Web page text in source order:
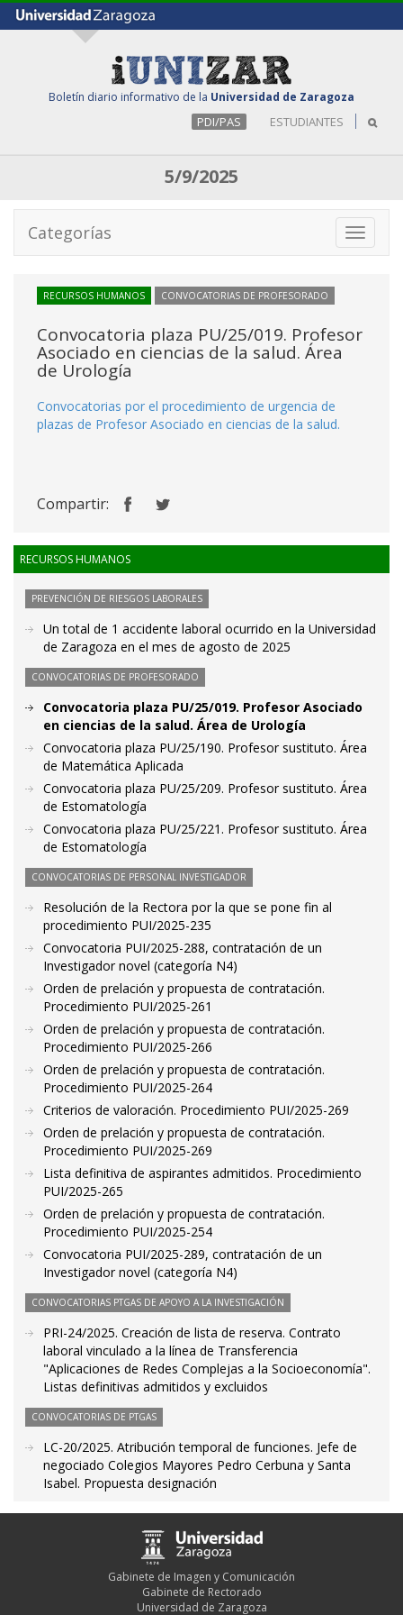
Boletín diario informativo de la Universidad de Zaragoza
PDI/PAS ESTUDIANTES
5/9/2025
Toggle
Categorías
RECURSOS HUMANOS CONVOCATORIAS DE PROFESORADO
Convocatoria plaza PU/25/019. Profesor
Asociado en ciencias de la salud. Área
de Urología
Convocatorias por el procedimiento de urgencia de
plazas de Profesor Asociado en ciencias de la salud.
Compartir:
RECURSOS HUMANOS
PREVENCIÓN DE RIESGOS LABORALES
Un total de 1 accidente laboral ocurrido en la Universidad
de Zaragoza en el mes de agosto de 2025
CONVOCATORIAS DE PROFESORADO
Convocatoria plaza PU/25/019. Profesor Asociado
en ciencias de la salud. Área de Urología
Convocatoria plaza PU/25/190. Profesor sustituto. Área
de Matemática Aplicada
Convocatoria plaza PU/25/209. Profesor sustituto. Área
de Estomatología
Convocatoria plaza PU/25/221. Profesor sustituto. Área
de Estomatología
CONVOCATORIAS DE PERSONAL INVESTIGADOR
Resolución de la Rectora por la que se pone fin al
procedimiento PUI/2025-235
Convocatoria PUI/2025-288, contratación de un
Investigador novel (categoría N4)
Orden de prelación y propuesta de contratación.
Procedimiento PUI/2025-261
Orden de prelación y propuesta de contratación.
Procedimiento PUI/2025-266
Orden de prelación y propuesta de contratación.
Procedimiento PUI/2025-264
Criterios de valoración. Procedimiento PUI/2025-269
Orden de prelación y propuesta de contratación.
Procedimiento PUI/2025-269
Lista definitiva de aspirantes admitidos. Procedimiento
PUI/2025-265
Orden de prelación y propuesta de contratación.
Procedimiento PUI/2025-254
Convocatoria PUI/2025-289, contratación de un
Investigador novel (categoría N4)
CONVOCATORIAS PTGAS DE APOYO A LA INVESTIGACIÓN
PRI-24/2025. Creación de lista de reserva. Contrato
laboral vinculado a la línea de Transferencia
"Aplicaciones de Redes Complejas a la Socioeconomía".
Listas definitivas admitidos y excluidos
CONVOCATORIAS DE PTGAS
LC-20/2025. Atribución temporal de funciones. Jefe de
negociado Colegios Mayores Pedro Cerbuna y Santa
Isabel. Propuesta designación
Gabinete de Imagen y Comunicación
Gabinete de Rectorado
Universidad de Zaragoza